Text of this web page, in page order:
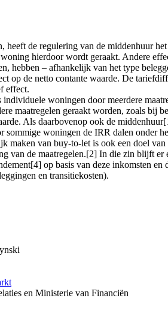
de regulering van de middenhuur
hierdoor wordt geraakt. Andere
hebben – afhankelijk van het type
op de netto contante waarde. De
effect.
woningen door meerdere
maatregelen geraakt worden, zoals
Als daarbovenop ook de
woningen de IRR dalen onder
maken van buy-to-let is ook een doel
van de maatregelen.[2] In die zin blijft
op basis van deze inkomsten
en transitiekosten).
en Ministerie van Financiën